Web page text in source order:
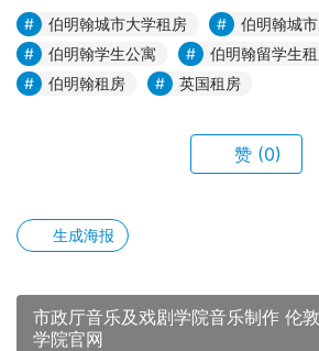
伯明翰城市大学租房
伯明翰城
伯明翰学生公寓
伯明翰留学生
伯明翰租房
英国租房
赞 (0)
生成海报
市政厅音乐及戏剧学院音乐制作 伦
学院官网